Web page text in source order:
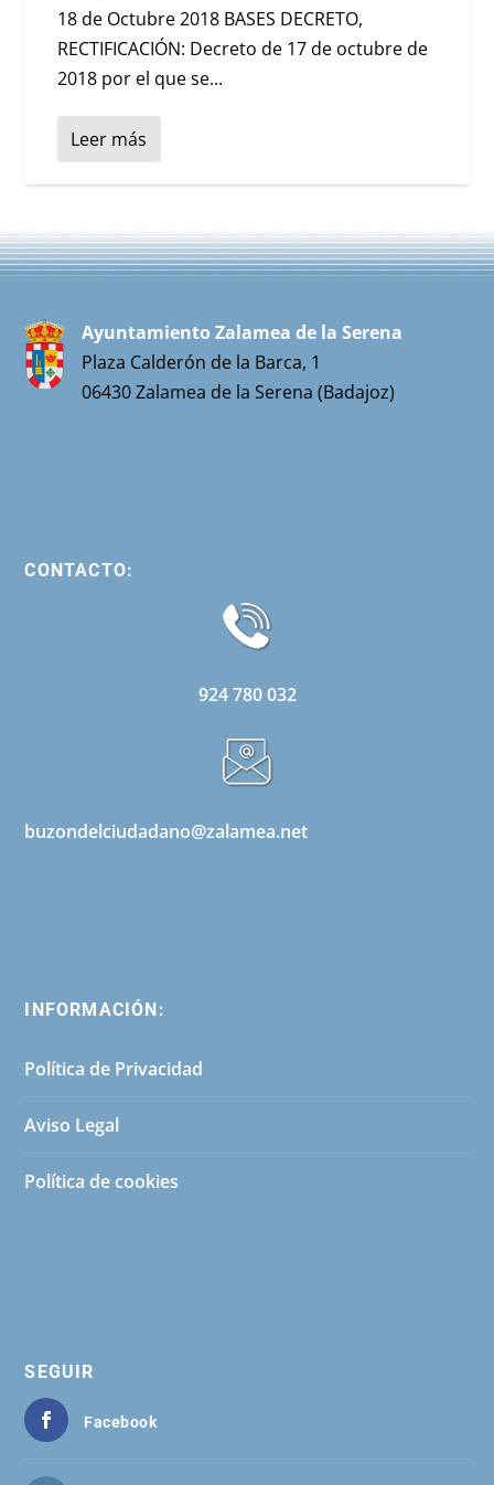
18 de Octubre 2018 BASES DECRETO,
RECTIFICACIÓN: Decreto de 17 de octubre de
2018 por el que se...
Leer más
Ayuntamiento Zalamea de la Serena
Plaza Calderón de la Barca, 1
06430 Zalamea de la Serena (Badajoz)
CONTACTO:
924 780 032
buzondelciudadano@zalamea.net
INFORMACIÓN:
Política de Privacidad
Aviso Legal
Política de cookies
SEGUIR
Facebook